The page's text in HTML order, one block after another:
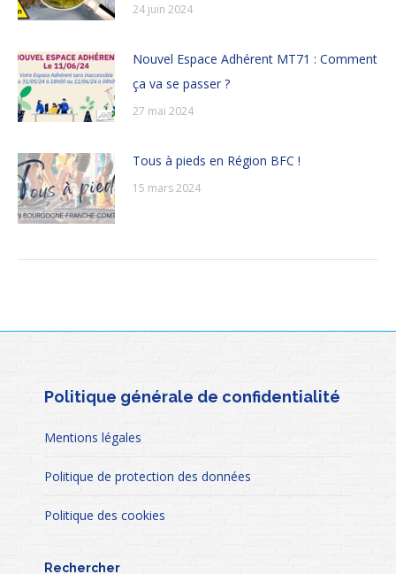
24 juin 2024
Nouvel Espace Adhérent MT71 : Comment
ça va se passer ?
27 mai 2024
Tous à pieds en Région BFC !
15 mars 2024
Politique générale de confidentialité
Mentions légales
Politique de protection des données
Politique des cookies
Rechercher